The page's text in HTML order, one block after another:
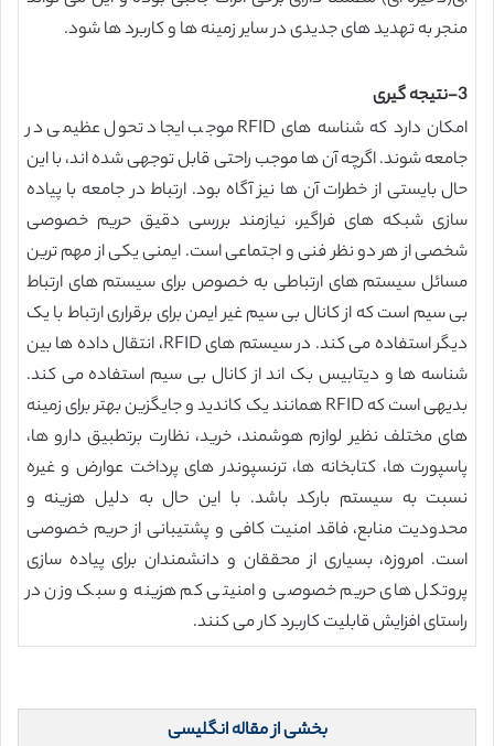
منجر به تهدید های جدیدی در سایر زمینه ها و کاربرد ها شود.
3-نتیجه گیری
امکان دارد که شناسه های RFID موجب ایجاد تحول عظیمی در
جامعه شوند. اگرچه آن ها موجب راحتی قابل توجهی شده اند، با این
حال بایستی از خطرات آن ها نیز آگاه بود. ارتباط در جامعه با پیاده
سازی شبکه های فراگیر، نیازمند بررسی دقیق حریم خصوصی
شخصی از هر دو نظر فنی و اجتماعی است. ایمنی یکی از مهم ترین
مسائل سیستم های ارتباطی به خصوص برای سیستم های ارتباط
بی سیم است که از کانال بی سیم غیر ایمن برای برقراری ارتباط با یک
دیگر استفاده می کند. در سیستم های RFID، انتقال داده ها بین
شناسه ها و دیتابیس بک اند از کانال بی سیم استفاده می کند.
بدیهی است که RFID همانند یک کاندید و جایگزین بهتر برای زمینه
های مختلف نظیر لوازم هوشمند، خرید، نظارت برتطبیق دارو ها،
پاسپورت ها، کتابخانه ها، ترنسپوندر های پرداخت عوارض و غیره
نسبت به سیستم بارکد باشد. با این حال به دلیل هزینه و
محدودیت منابع، فاقد امنیت کافی و پشتیبانی از حریم خصوصی
است. امروزه، بسیاری از محققان و دانشمندان برای پیاده سازی
پروتکل های حریم خصوصی و امنیتی کم هزینه و سبک وزن در
راستای افزایش قابلیت کاربرد کار می کنند.
بخشی از مقاله انگلیسی